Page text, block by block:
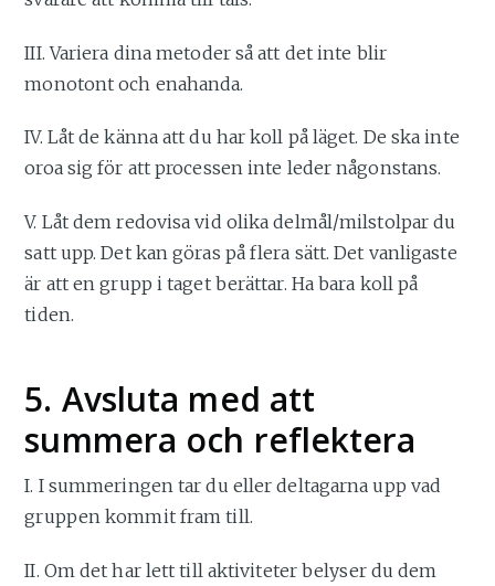
III. Variera dina metoder så att det inte blir
monotont och enahanda.
IV. Låt de känna att du har koll på läget. De ska inte
oroa sig för att processen inte leder någonstans.
V. Låt dem redovisa vid olika delmål/milstolpar du
satt upp. Det kan göras på flera sätt. Det vanligaste
är att en grupp i taget berättar. Ha bara koll på
tiden.
5. Avsluta med att
summera och reflektera
I. I summeringen tar du eller deltagarna upp vad
gruppen kommit fram till.
II. Om det har lett till aktiviteter belyser du dem